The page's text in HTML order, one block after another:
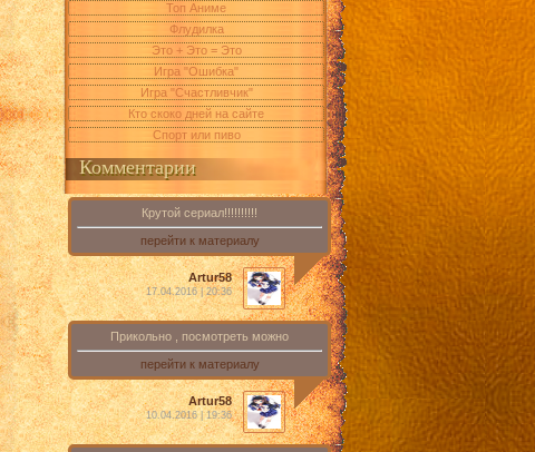
Топ Аниме
Флудилка
Это + Это = Это
Игра "Ошибка"
Игра "Счастливчик"
Кто скоко дней на сайте
Спорт или пиво
Комментарии
Крутой сериал!!!!!!!!!!
перейти к материалу
Artur58
17.04.2016 | 20:36
Прикольно , посмотреть можно
перейти к материалу
Artur58
10.04.2016 | 19:36